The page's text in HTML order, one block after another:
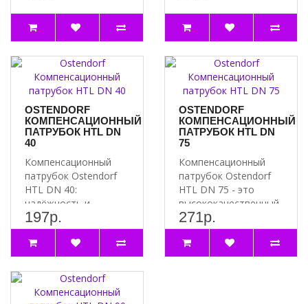
OSTENDORF
КОМПЕНСАЦИОННЫЙ
ПАТРУБОК HTL DN
40
Компенсационный
патрубок Ostendorf
HTL DN 40:
надёжность и
качество
Преимущества
компенсационного..
197р.
OSTENDORF
КОМПЕНСАЦИОННЫЙ
ПАТРУБОК HTL DN
75
Компенсационный
патрубок Ostendorf
HTL DN 75 - это
высококачественный
продукт,
предназначенный для
и..
271р.